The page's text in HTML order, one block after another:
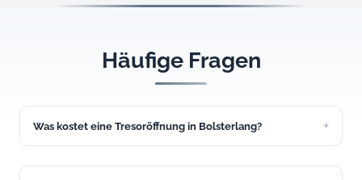
Häufige Fragen
Was kostet eine Tresoröffnung in Bolsterlang?
genauen Festpreis nennen wir Ihnen vor dem Einsatz in